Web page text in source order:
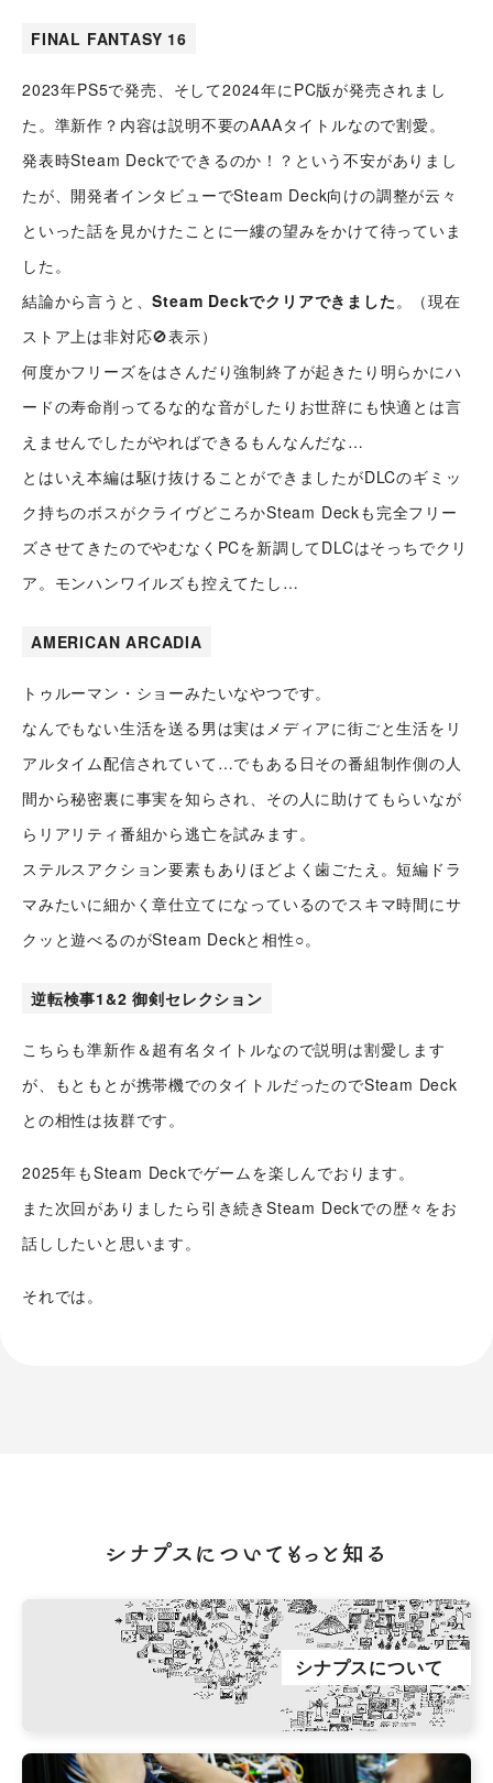
FINAL FANTASY 16
2023年PS5で発売、そして2024年にPC版が発売されまし
た。準新作？内容は説明不要のAAAタイトルなので割愛。
発表時Steam Deckでできるのか！？という不安がありまし
たが、開発者インタビューでSteam Deck向けの調整が云々
といった話を見かけたことに一縷の望みをかけて待っていま
した。
結論から言うと、Steam Deckでクリアできました 。（現在
ストア上は非対応🚫表示）
何度かフリーズをはさんだり強制終了が起きたり明らかにハ
ードの寿命削ってるな的な音がしたりお世辞にも快適とは言
えませんでしたがやればできるもんなんだな…
とはいえ本編は駆け抜けることができましたがDLCのギミッ
ク持ちのボスがクライヴどころかSteam Deckも完全フリー
ズさせてきたのでやむなくPCを新調してDLCはそっちでクリ
ア。モンハンワイルズも控えてたし…
AMERICAN ARCADIA
トゥルーマン・ショーみたいなやつです。
なんでもない生活を送る男は実はメディアに街ごと生活をリ
アルタイム配信されていて…でもある日その番組制作側の人
間から秘密裏に事実を知らされ、その人に助けてもらいなが
らリアリティ番組から逃亡を試みます。
ステルスアクション要素もありほどよく歯ごたえ。短編ドラ
マみたいに細かく章仕立てになっているのでスキマ時間にサ
クッと遊べるのがSteam Deckと相性○。
逆転検事1&2 御剣セレクション
こちらも準新作＆超有名タイトルなので説明は割愛します
が、もともとが携帯機でのタイトルだったのでSteam Deck
との相性は抜群です。
2025年もSteam Deckでゲームを楽しんでおります。
また次回がありましたら引き続きSteam Deckでの歴々をお
話ししたいと思います。
それでは。
シナプスについてもっと知る
シナプスについて
シナプスについて
シナプスの経営理念
シナプスの特長
数字で見るシナプス
シナプスの技術力
座談会
職種紹介
スタッフ紹介
スタッフブログ
採用情報
採用エントリー
アクセス
沿革
お問い合わせ
公式Facebook
プライバシーポリシー